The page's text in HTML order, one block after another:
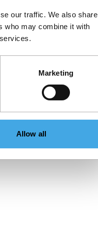
our traffic. We also share
who may combine it with
Marketing
Allow all